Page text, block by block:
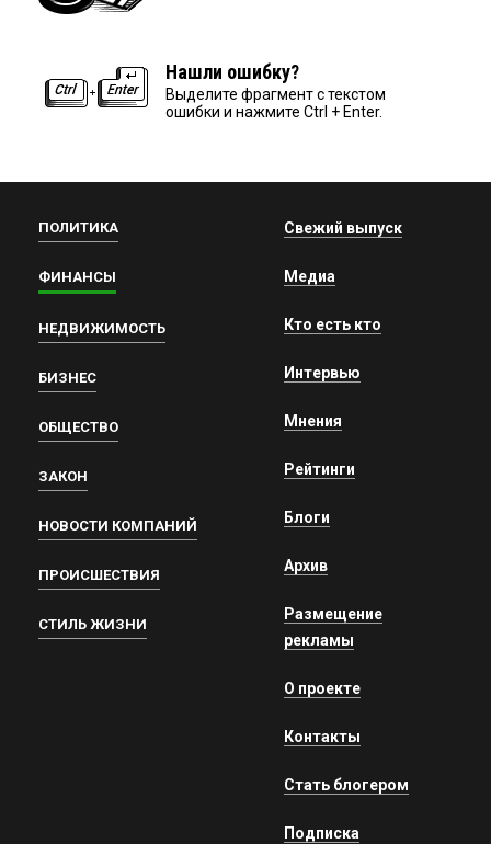
Нашли ошибку?
Выделите фрагмент с текстом
ошибки и нажмите Ctrl + Enter.
ПОЛИТИКА
ФИНАНСЫ
НЕДВИЖИМОСТЬ
БИЗНЕС
ОБЩЕСТВО
ЗАКОН
НОВОСТИ КОМПАНИЙ
ПРОИСШЕСТВИЯ
СТИЛЬ ЖИЗНИ
Свежий выпуск
Медиа
Кто есть кто
Интервью
Мнения
Рейтинги
Блоги
Архив
Размещение
рекламы
О проекте
Контакты
Стать блогером
Подписка